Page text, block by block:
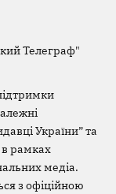
Телеграф"
України” та
рамках
медіа.
з офіційною